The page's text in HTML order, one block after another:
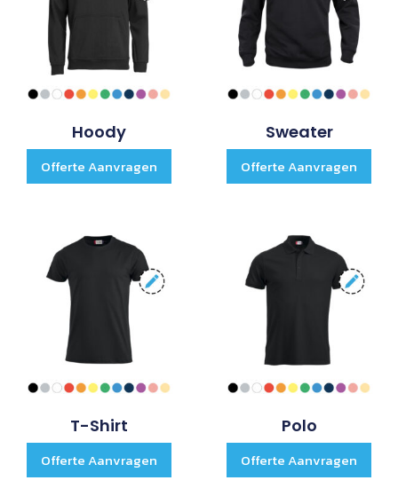
Hoody
Offerte Aanvragen
Sweater
Offerte Aanvragen
T-Shirt
Offerte Aanvragen
Polo
Offerte Aanvragen